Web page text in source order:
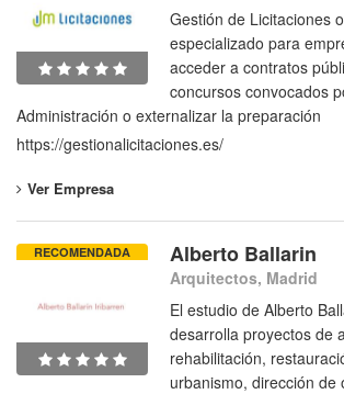
Gestión de Licitaciones
especializado para
acceder a contratos
concursos convocados
Administración o externalizar la preparación
https://gestionalicitaciones.es/
Ver Empresa
RECOMENDADA Alberto Ballarin
Arquitectos, Madrid
El estudio de Alberto
desarrolla proyectos de
rehabilitación,
urbanismo, dirección de